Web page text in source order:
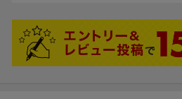
その辺の育児本よりためになる気がし